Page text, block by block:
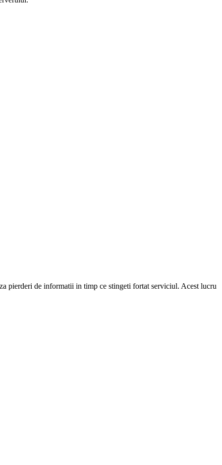
pierderi de informatii in timp ce stingeti fortat serviciul. Acest lucru